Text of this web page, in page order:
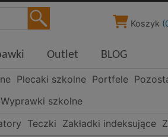
Koszyk (
Outlet BLOG
Plecaki szkolne Portfele
Wyprawki szkolne
Teczki Zakładki indeksujące